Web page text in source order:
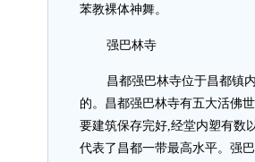
苯教裸体神舞。
强巴林寺
昌都强巴林寺位于昌都镇
的。昌都强巴林寺有五大活佛
要建筑保存完好,经堂内塑有数
代表了昌都一带最高水平。强